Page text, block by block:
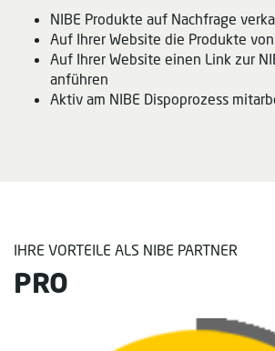
NIBE Produkte auf Nachfrage
Auf Ihrer Website die Produkte
Auf Ihrer Website einen Link zur
anführen
Aktiv am NIBE Dispoprozess
IHRE VORTEILE ALS NIBE PARTNER
PRO